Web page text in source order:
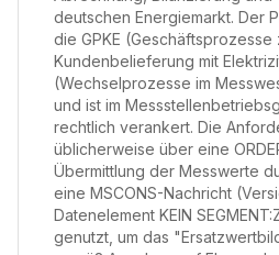
deutschen Energiemarkt. Der
die GPKE (Geschäftsprozesse
Kundenbelieferung mit
(Wechselprozesse im
und ist im
rechtlich verankert. Die
üblicherweise über eine
Übermittlung der Messwerte
eine MSCONS-Nachricht
Datenelement KEIN
genutzt, um das